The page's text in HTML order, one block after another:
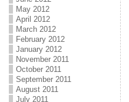
May 2012
April 2012
March 2012
February 2012
January 2012
November 2011
October 2011
September 2011
August 2011
July 2011